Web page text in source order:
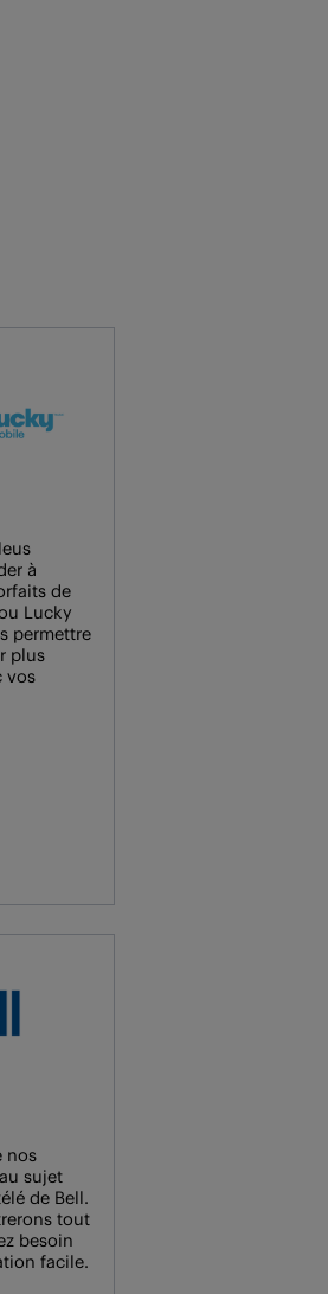
à
de
Lucky
permettre
plus
vos
nos
sujet
de Bell.
tout
besoin
facile.